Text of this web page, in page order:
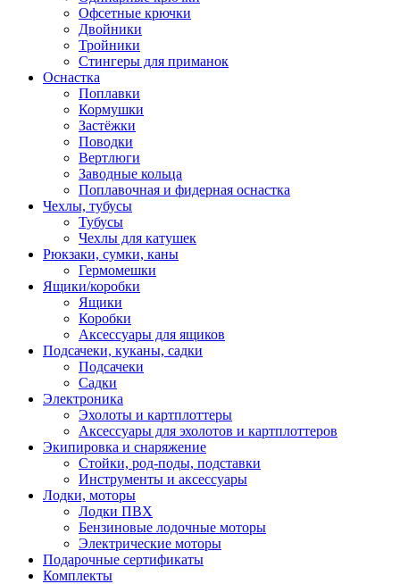
Офсетные крючки
Двойники
Тройники
Стингеры для приманок
Оснастка
Поплавки
Кормушки
Застёжки
Поводки
Вертлюги
Заводные кольца
Поплавочная и фидерная оснастка
Чехлы, тубусы
Тубусы
Чехлы для катушек
Рюкзаки, сумки, каны
Гермомешки
Ящики/коробки
Ящики
Коробки
Аксессуары для ящиков
Подсачеки, куканы, садки
Подсачеки
Садки
Электроника
Эхолоты и картплоттеры
Аксессуары для эхолотов и картплоттеров
Экипировка и снаряжение
Стойки, род-поды, подставки
Инструменты и аксессуары
Лодки, моторы
Лодки ПВХ
Бензиновые лодочные моторы
Электрические моторы
Подарочные сертификаты
Комплекты